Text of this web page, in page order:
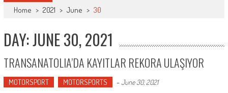
Home > 2021 > June > 30
DAY: JUNE 30, 2021
TRANSANATOLIA’DA KAYITLAR REKORA ULAŞIYOR
MOTORSPORT MOTORSPORTS -June 30, 2021